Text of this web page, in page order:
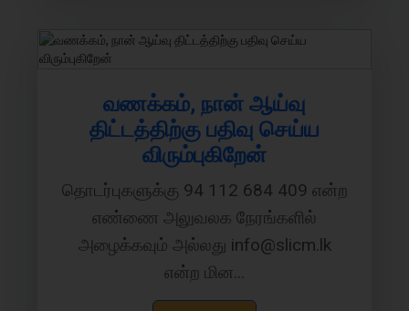
வணக்கம், நான் ஆய்வு
திட்டத்திற்கு பதிவு செய்ய
விரும்புகிறேன்
தொடர்புகளுக்கு 94 112 684 409 என்ற
எண்ணை அலுவலக நேரங்களில்
அழைக்கவும் அல்லது info@slicm.lk
என்ற மின...